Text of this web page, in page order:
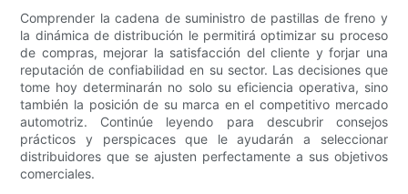
Comprender la cadena de suministro de pastillas de freno y
la dinámica de distribución le permitirá optimizar su proceso
de compras, mejorar la satisfacción del cliente y forjar una
reputación de confiabilidad en su sector. Las decisiones que
tome hoy determinarán no solo su eficiencia operativa, sino
también la posición de su marca en el competitivo mercado
automotriz. Continúe leyendo para descubrir consejos
prácticos y perspicaces que le ayudarán a seleccionar
distribuidores que se ajusten perfectamente a sus objetivos
comerciales.